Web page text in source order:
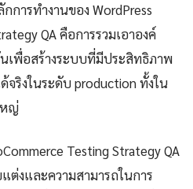
การทำงานของ WordPress
QA คือการรวมเอาองค์
เพื่อสร้างระบบที่มีประสิทธิภาพ
จริงในระดับ production ทั้งใน
หญ่
Testing Strategy QA
ต่งและความสามารถในการ